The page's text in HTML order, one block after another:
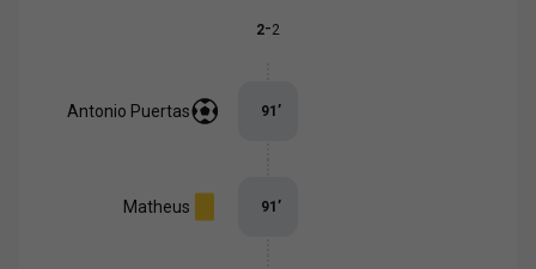
2-2
Antonio Puertas 91’
Matheus 91’